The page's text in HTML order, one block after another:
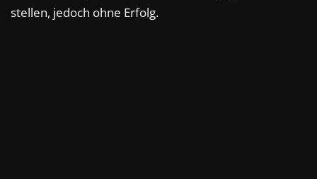
stellen, jedoch ohne Erfolg.